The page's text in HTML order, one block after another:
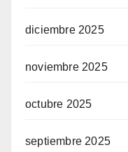
diciembre 2025
noviembre 2025
octubre 2025
septiembre 2025